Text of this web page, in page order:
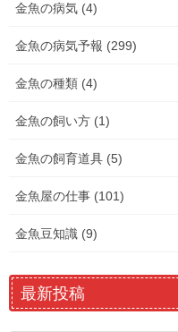
金魚の病気 (4)
金魚の病気予報 (299)
金魚の種類 (4)
金魚の飼い方 (1)
金魚の飼育道具 (5)
金魚屋の仕事 (101)
金魚豆知識 (9)
最新投稿